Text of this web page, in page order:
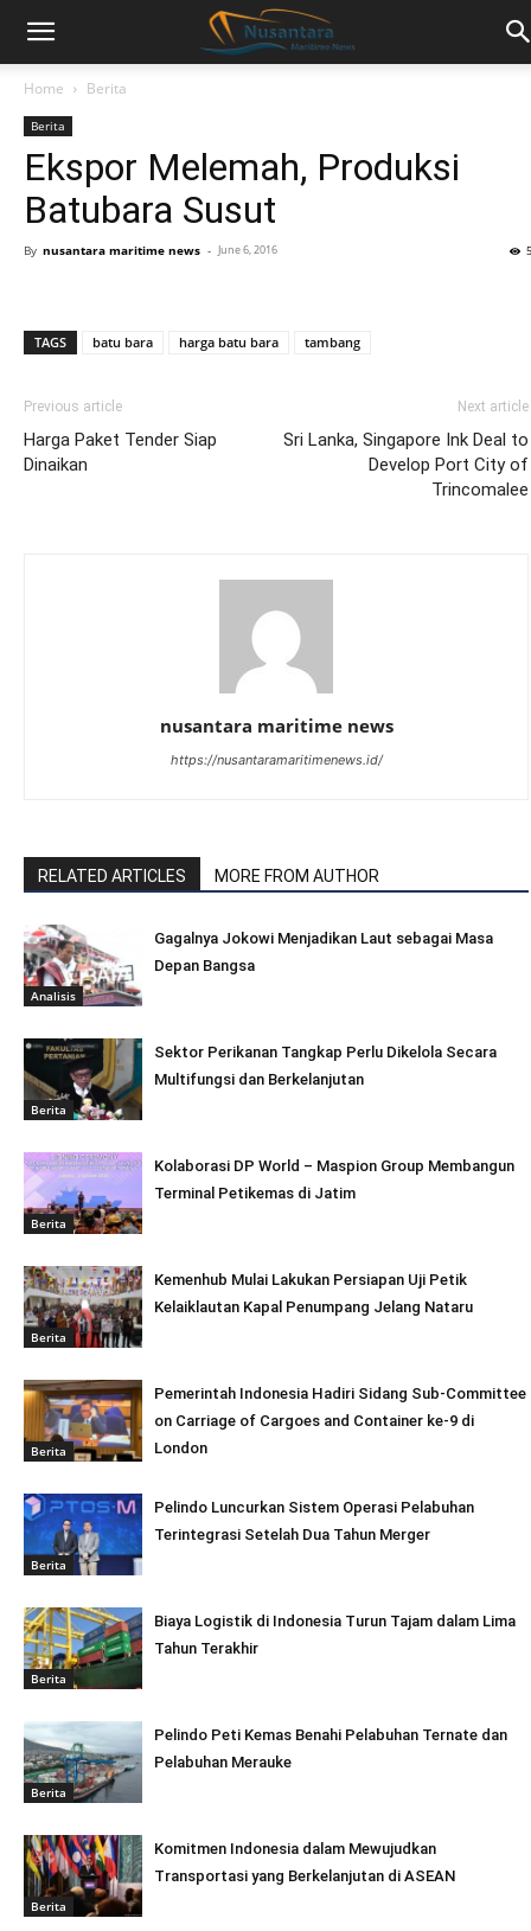
Home Berita
Berita
Ekspor Melemah, Produksi
Batubara Susut
By nusantara maritime news - June 6, 2016
TAGS batu bara harga batu bara tambang
Previous article
Harga Paket Tender Siap
Dinaikan
Next article
Sri Lanka, Singapore Ink Deal to
Develop Port City of
Trincomalee
nusantara maritime news
https://nusantaramaritimenews.id/
RELATED ARTICLES MORE FROM AUTHOR
Analisis
Gagalnya Jokowi Menjadikan Laut sebagai Masa
Depan Bangsa
Berita
Sektor Perikanan Tangkap Perlu Dikelola Secara
Multifungsi dan Berkelanjutan
Berita
Kolaborasi DP World – Maspion Group Membangun
Terminal Petikemas di Jatim
Berita
Kemenhub Mulai Lakukan Persiapan Uji Petik
Kelaiklautan Kapal Penumpang Jelang Nataru
Berita
Pemerintah Indonesia Hadiri Sidang Sub-Committee
on Carriage of Cargoes and Container ke-9 di
London
Berita
Pelindo Luncurkan Sistem Operasi Pelabuhan
Terintegrasi Setelah Dua Tahun Merger
Berita
Biaya Logistik di Indonesia Turun Tajam dalam Lima
Tahun Terakhir
Berita
Pelindo Peti Kemas Benahi Pelabuhan Ternate dan
Pelabuhan Merauke
Berita
Komitmen Indonesia dalam Mewujudkan
Transportasi yang Berkelanjutan di ASEAN